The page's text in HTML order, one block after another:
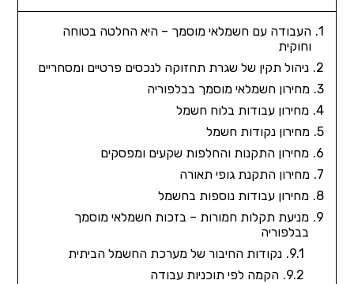
העבודה עם חשמלאי מוסמך – היא החלטה בטוחה
וחוקית
ניהול תקין של שגרת תחזוקה לנכסים פרטיים ומסחריים
מחירון חשמלאי מוסמך בבלפוריה
מחירון עבודות בלוח חשמל
מחירון נקודות חשמל
מחירון התקנות והחלפות שקעים ומפסקים
מחירון התקנת גופי תאורה
מחירון עבודות נוספות בחשמל
מניעת תקלות חמורות – בזכות חשמלאי מוסמך
בבלפוריה
נקודות החיבור של מערכת החשמל הביתית
הקמה לפי תוכניות עבודה